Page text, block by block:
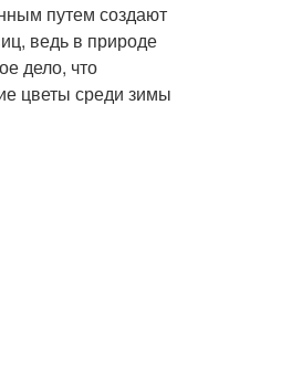
путем создают
ведь в природе
дело, что
цветы среди зимы